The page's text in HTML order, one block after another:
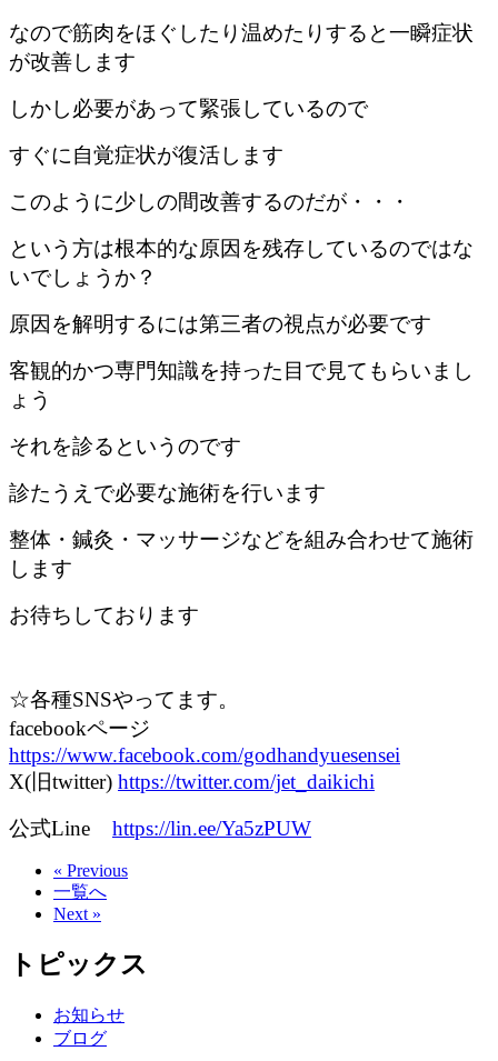
なので筋肉をほぐしたり温めたりすると一瞬症状
が改善します
しかし必要があって緊張しているので
すぐに自覚症状が復活します
このように少しの間改善するのだが・・・
という方は根本的な原因を残存しているのではな
いでしょうか？
原因を解明するには第三者の視点が必要です
客観的かつ専門知識を持った目で見てもらいまし
ょう
それを診るというのです
診たうえで必要な施術を行います
整体・鍼灸・マッサージなどを組み合わせて施術
します
お待ちしております
☆各種SNSやってます。
facebookページ
https://www.facebook.com/godhandyuesensei
X(旧twitter) https://twitter.com/jet_daikichi
公式Line https://lin.ee/Ya5zPUW
« Previous
一覧へ
Next »
トピックス
お知らせ
ブログ